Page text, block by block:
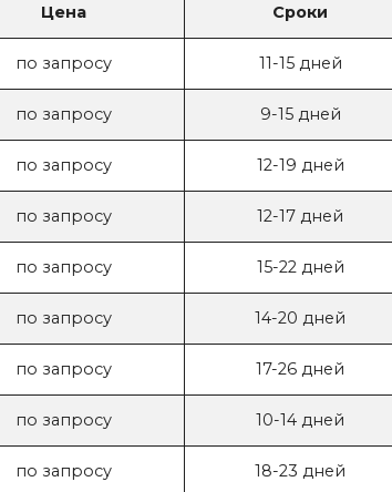
Цена Сроки
по запросу 11-15 дней
по запросу 9-15 дней
по запросу 12-19 дней
по запросу 12-17 дней
по запросу 15-22 дней
по запросу 14-20 дней
по запросу 17-26 дней
по запросу 10-14 дней
по запросу 18-23 дней